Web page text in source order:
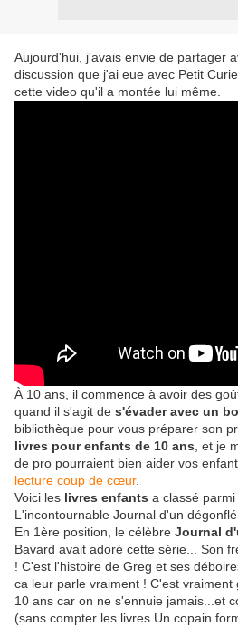
Aujourd'hui, j'avais envie de partager
discussion que j'ai eue avec Petit
cette video qu'il a montée lui même.
À 10 ans, il commence à avoir des
quand il s'agit de s'évader avec un
bibliothèque pour vous préparer son
livres pour enfants de 10 ans , et je
de pro pourraient bien aider vos
lecture coup de cœur.
Voici les livres enfants a classé
L'incontournable Journal d'un dégonflé
En 1ère position, le célèbre Journal
Bavard avait adoré cette série... Son
! C'est l'histoire de Greg et ses
ca leur parle vraiment ! C'est vraiment
10 ans car on ne s'ennuie jamais...et
(sans compter les livres Un copain